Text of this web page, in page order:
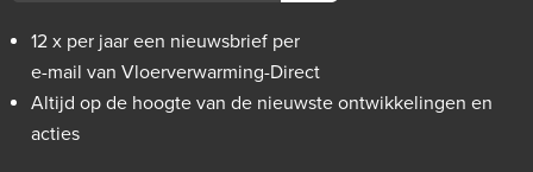
12 x per jaar een nieuwsbrief per
e-mail van Vloerverwarming-Direct
Altijd op de hoogte van de nieuwste ontwikkelingen en
acties